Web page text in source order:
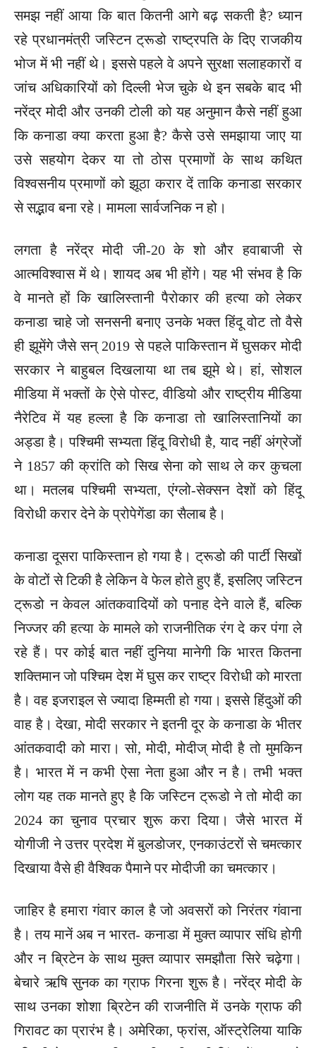
समझ नहीं आया कि बात कितनी आगे बढ़ सकती है? ध्यान
रहे प्रधानमंत्री जस्टिन ट्रूडो राष्ट्रपति के दिए राजकीय
भोज में भी नहीं थे। इससे पहले वे अपने सुरक्षा सलाहकारों व
जांच अधिकारियों को दिल्ली भेज चुके थे इन सबके बाद भी
नरेंद्र मोदी और उनकी टोली को यह अनुमान कैसे नहीं हुआ
कि कनाडा क्या करता हुआ है? कैसे उसे समझाया जाए या
उसे सहयोग देकर या तो ठोस प्रमाणों के साथ कथित
विश्वसनीय प्रमाणों को झूठा करार दें ताकि कनाडा सरकार
से सद्भाव बना रहे। मामला सार्वजनिक न हो।
लगता है नरेंद्र मोदी जी-20 के शो और हवाबाजी से
आत्मविश्वास में थे। शायद अब भी होंगे। यह भी संभव है कि
वे मानते हों कि खालिस्तानी पैरोकार की हत्या को लेकर
कनाडा चाहे जो सनसनी बनाए उनके भक्त हिंदू वोट तो वैसे
ही झूमेंगे जैसे सन् 2019 से पहले पाकिस्तान में घुसकर मोदी
सरकार ने बाहुबल दिखलाया था तब झूमे थे। हां, सोशल
मीडिया में भक्तों के ऐसे पोस्ट, वीडियो और राष्ट्रीय मीडिया
नैरेटिव में यह हल्ला है कि कनाडा तो खालिस्तानियों का
अड्डा है। पश्चिमी सभ्यता हिंदू विरोधी है, याद नहीं अंग्रेजों
ने 1857 की क्रांति को सिख सेना को साथ ले कर कुचला
था। मतलब पश्चिमी सभ्यता, एंग्लो-सेक्सन देशों को हिंदू
विरोधी करार देने के प्रोपेगेंडा का सैलाब है।
कनाडा दूसरा पाकिस्तान हो गया है। ट्रूडो की पार्टी सिखों
के वोटों से टिकी है लेकिन वे फेल होते हुए हैं, इसलिए जस्टिन
ट्रूडो न केवल आंतकवादियों को पनाह देने वाले हैं, बल्कि
निज्जर की हत्या के मामले को राजनीतिक रंग दे कर पंगा ले
रहे हैं। पर कोई बात नहीं दुनिया मानेगी कि भारत कितना
शक्तिमान जो पश्चिम देश में घुस कर राष्ट्र विरोधी को मारता
है। वह इजराइल से ज्यादा हिम्मती हो गया। इससे हिंदुओं की
वाह है। देखा, मोदी सरकार ने इतनी दूर के कनाडा के भीतर
आंतकवादी को मारा। सो, मोदी, मोदीज् मोदी है तो मुमकिन
है। भारत में न कभी ऐसा नेता हुआ और न है। तभी भक्त
लोग यह तक मानते हुए है कि जस्टिन ट्रूडो ने तो मोदी का
2024 का चुनाव प्रचार शुरू करा दिया। जैसे भारत में
योगीजी ने उत्तर प्रदेश में बुलडोजर, एनकाउंटरों से चमत्कार
दिखाया वैसे ही वैश्विक पैमाने पर मोदीजी का चमत्कार।
जाहिर है हमारा गंवार काल है जो अवसरों को निरंतर गंवाना
है। तय मानें अब न भारत- कनाडा में मुक्त व्यापार संधि होगी
और न ब्रिटेन के साथ मुक्त व्यापार समझौता सिरे चढ़ेगा।
बेचारे ऋषि सुनक का ग्राफ गिरना शुरू है। नरेंद्र मोदी के
साथ उनका शोशा ब्रिटेन की राजनीति में उनके ग्राफ की
गिरावट का प्रारंभ है। अमेरिका, फ्रांस, ऑस्ट्रेलिया याकि